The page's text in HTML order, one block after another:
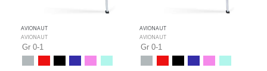
AVIONAUT
AVIONAUT
Gr 0-1
AVIONAUT
AVIONAUT
Gr 0-1